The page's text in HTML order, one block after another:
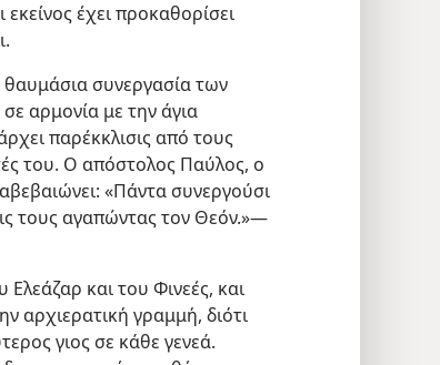
έχει προκαθορίσει
θαυμάσια συνεργασία των
αρμονία με την άγια
παρέκκλισις από τους
του. Ο απόστολος Παύλος, ο
«Πάντα συνεργούσι
τους αγαπώντας τον Θεόν.»—
και του Φινεές, και
αρχιερατική γραμμή, διότι
γιος σε κάθε γενεά.